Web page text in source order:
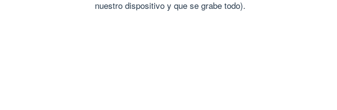
nuestro dispositivo y que se grabe todo).